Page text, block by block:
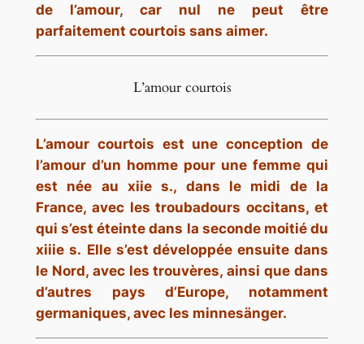
de l’amour, car nul ne peut être
parfaitement courtois sans aimer.
L’amour courtois
L’amour courtois est une conception de
l’amour d’un homme pour une femme qui
est née au xiie s., dans le midi de la
France, avec les troubadours occitans, et
qui s’est éteinte dans la seconde moitié du
xiiie s. Elle s’est développée ensuite dans
le Nord, avec les trouvères, ainsi que dans
d’autres pays d’Europe, notamment
germaniques, avec les minnesänger.